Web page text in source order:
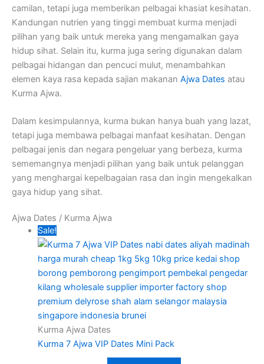
camilan, tetapi juga memberikan pelbagai khasiat kesihatan.
Kandungan nutrien yang tinggi membuat kurma menjadi
pilihan yang baik untuk mereka yang mengamalkan gaya
hidup sihat. Selain itu, kurma juga sering digunakan dalam
pelbagai hidangan dan pencuci mulut, menambahkan
elemen kaya rasa kepada sajian makanan Ajwa Dates atau
Kurma Ajwa.
Dalam kesimpulannya, kurma bukan hanya buah yang lazat,
tetapi juga membawa pelbagai manfaat kesihatan. Dengan
pelbagai jenis dan negara pengeluar yang berbeza, kurma
sememangnya menjadi pilihan yang baik untuk pelanggan
yang menghargai kepelbagaian rasa dan ingin mengekalkan
gaya hidup yang sihat.
Ajwa Dates / Kurma Ajwa
Sale!
Kurma Ajwa Dates
Kurma 7 Ajwa VIP Dates Mini Pack